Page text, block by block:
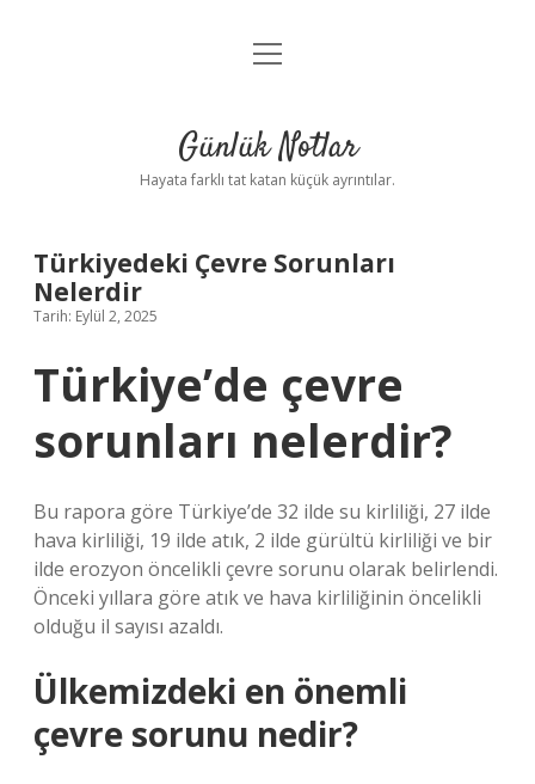
Anasayfa
Yasal Uyarı
menüyü
Günlük Notlar
Hayata farklı tat katan küçük ayrıntılar.
Türkiyedeki Çevre Sorunları
Nelerdir
Tarih: Eylül 2, 2025
Türkiye’de çevre
sorunları nelerdir?
Bu rapora göre Türkiye’de 32 ilde su kirliliği, 27 ilde
hava kirliliği, 19 ilde atık, 2 ilde gürültü kirliliği ve bir
ilde erozyon öncelikli çevre sorunu olarak belirlendi.
Önceki yıllara göre atık ve hava kirliliğinin öncelikli
olduğu il sayısı azaldı.
Ülkemizdeki en önemli
çevre sorunu nedir?